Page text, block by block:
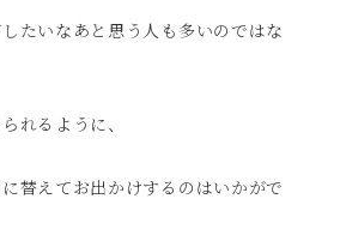
たいなあと思う人も多いのではな
れるように、
替えてお出かけするのはいかがで